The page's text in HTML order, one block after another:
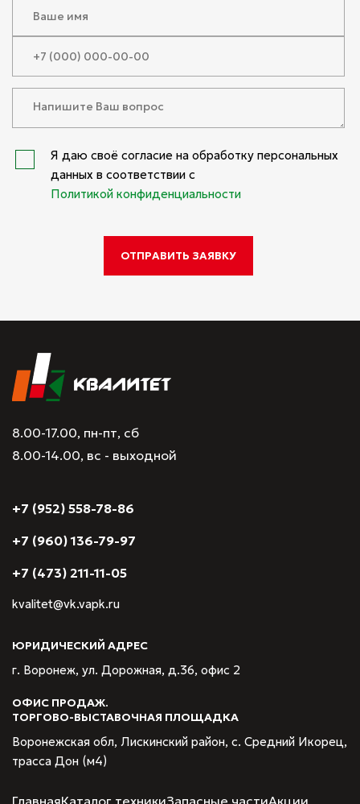
Я даю своё согласие на обработку персональных
данных в соответствии с
Политикой конфиденциальности
8.00-17.00, пн-пт, сб
8.00-14.00, вс - выходной
+7 (952) 558-78-86
+7 (960) 136-79-97
+7 (473) 211-11-05
kvalitet@vk.vapk.ru
ЮРИДИЧЕСКИЙ АДРЕС
г. Воронеж, ул. Дорожная, д.36, офис 2
ОФИС ПРОДАЖ.
ТОРГОВО-ВЫСТАВОЧНАЯ ПЛОЩАДКА
Воронежская обл, Лискинский район, с. Средний Икорец,
трасса Дон (м4)
ГлавнаяКаталог техникиЗапасные частиАкции